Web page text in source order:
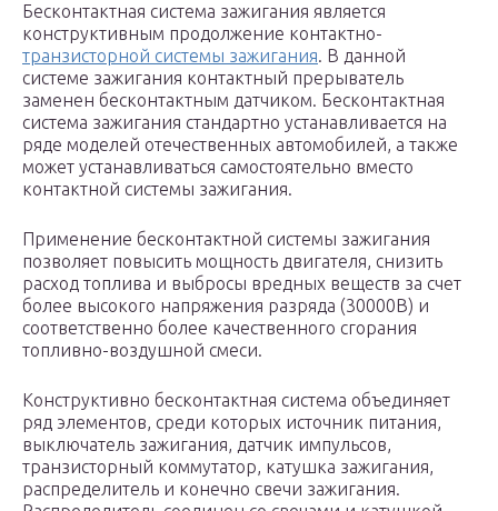
Бесконтактная система зажигания является
конструктивным продолжение контактно-
транзисторной системы зажигания. В данной
системе зажигания контактный прерыватель
заменен бесконтактным датчиком. Бесконтактная
система зажигания стандартно устанавливается на
ряде моделей отечественных автомобилей, а также
может устанавливаться самостоятельно вместо
контактной системы зажигания.
Применение бесконтактной системы зажигания
позволяет повысить мощность двигателя, снизить
расход топлива и выбросы вредных веществ за счет
более высокого напряжения разряда (30000В) и
соответственно более качественного сгорания
топливно-воздушной смеси.
Конструктивно бесконтактная система объединяет
ряд элементов, среди которых источник питания,
выключатель зажигания, датчик импульсов,
транзисторный коммутатор, катушка зажигания,
распределитель и конечно свечи зажигания.